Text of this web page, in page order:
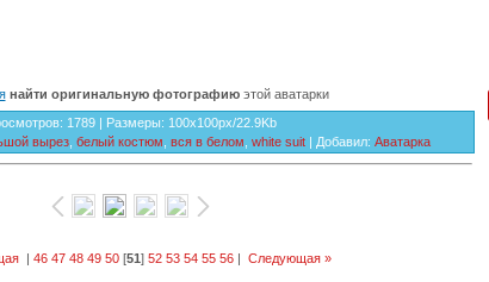
найти оригинальную фотографиюэтой аватарки
: 1789 | Размеры: 100x100px/22.9Kb
вырез, белый костюм вся в белом white suit| Добавил: Аватарка
| 46 47 48 49 50 [51] 52 53 54 55 56 | Следующая »